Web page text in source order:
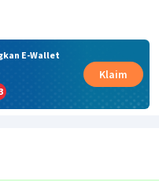
E-Wallet
Klaim